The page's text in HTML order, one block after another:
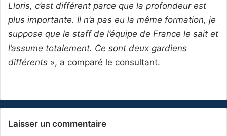
Lloris, c’est différent parce que la profondeur est
plus importante. Il n’a pas eu la même formation, je
suppose que le staff de l’équipe de France le sait et
l’assume totalement. Ce sont deux gardiens
différents », a comparé le consultant.
Laisser un commentaire